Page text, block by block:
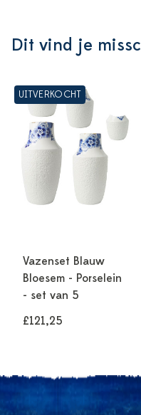
Dit vind je
UITVERKOCHT
Vazenset Blauw
Bloesem - Porselein
- set van 5
£121,25